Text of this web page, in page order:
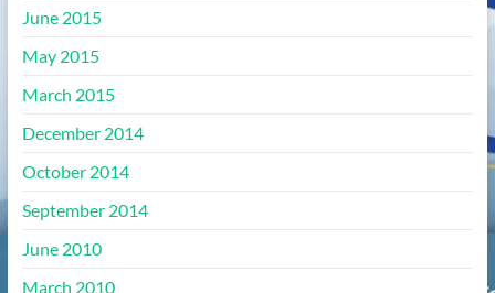
June 2015
May 2015
March 2015
December 2014
October 2014
September 2014
June 2010
March 2010